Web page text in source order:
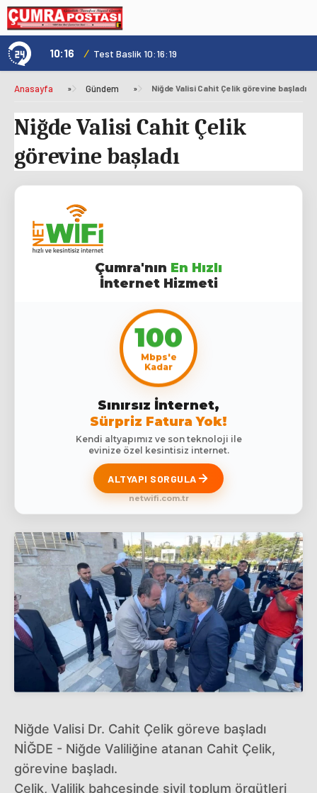
10:16 / Test Baslik 10:16:19
Anasayfa » Gündem » Niğde Valisi Cahit Çelik görevine başladı
Niğde Valisi Cahit Çelik
görevine başladı
Çumra'nın En Hızlı
İnternet Hizmeti
100
Mbps'e
Kadar
Sınırsız İnternet,
Sürpriz Fatura Yok!
Kendi altyapımız ve son teknoloji ile
evinize özel kesintisiz internet.
ALTYAPI SORGULA
netwifi.com.tr
Niğde Valisi Dr. Cahit Çelik göreve başladı
NİĞDE - Niğde Valiliğine atanan Cahit Çelik,
görevine başladı.
Çelik, Valilik bahçesinde sivil toplum örgütleri